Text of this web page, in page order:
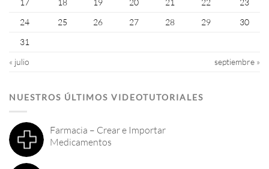
17 18 19 20 21 22
23
24
25 26 27 28 29
30
31
« julio
septiembre »
NUESTROS ÚLTIMOS VIDEOTUTORIALES
Farmacia – Crear e Importar
Medicamentos